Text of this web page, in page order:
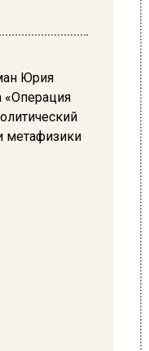
Юрия
«Операция
метафизики